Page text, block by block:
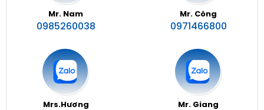
Mr. Nam
0985260038
Mr. Công
0971466800
Mrs.Hương Mr. Giang